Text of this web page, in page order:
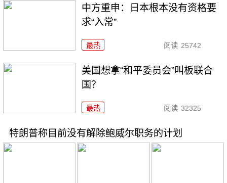
中方重申：日本根本没有资格要
求“入常”
最热 阅读 25742
美国想拿“和平委员会”叫板联合
国？
最热 阅读 32325
特朗普称目前没有解除鲍威尔职务的计划